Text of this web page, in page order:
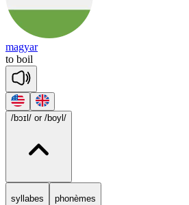
magyar
to boil
/bɔɪl/ or /boyl/
syllabes phonèmes